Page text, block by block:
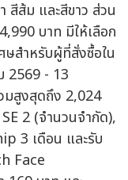
สีส้ม และสีขาว ส่วน
บาท มีให้เลือก
ษสำหรับผู้ที่สั่งซื้อใน
2569 - 13
สูงสุดถึง 2,024
2 (จำนวนจำกัด),
3 เดือน และรับ
Face